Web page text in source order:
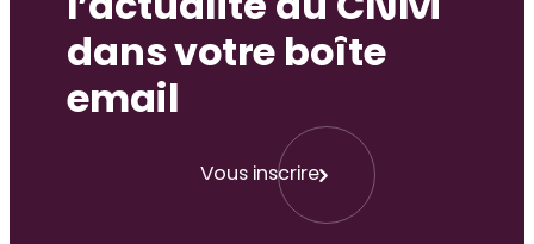
l’actualité du CNM
dans votre boîte
email
Vous inscrire